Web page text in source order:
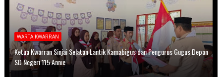
WARTA KWARRAN
Ketua Kwarran Sinjai Selatan Lantik Kamabigus dan Pengurus Gugus Depan
SD Negeri 115 Annie